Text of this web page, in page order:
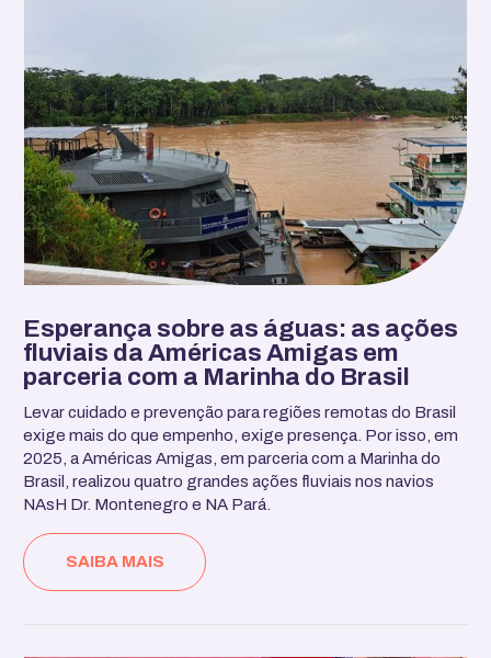
Esperança sobre as águas: as ações
fluviais da Américas Amigas em
parceria com a Marinha do Brasil
Levar cuidado e prevenção para regiões remotas do Brasil
exige mais do que empenho, exige presença. Por isso, em
2025, a Américas Amigas, em parceria com a Marinha do
Brasil, realizou quatro grandes ações fluviais nos navios
NAsH Dr. Montenegro e NA Pará.
SAIBA MAIS